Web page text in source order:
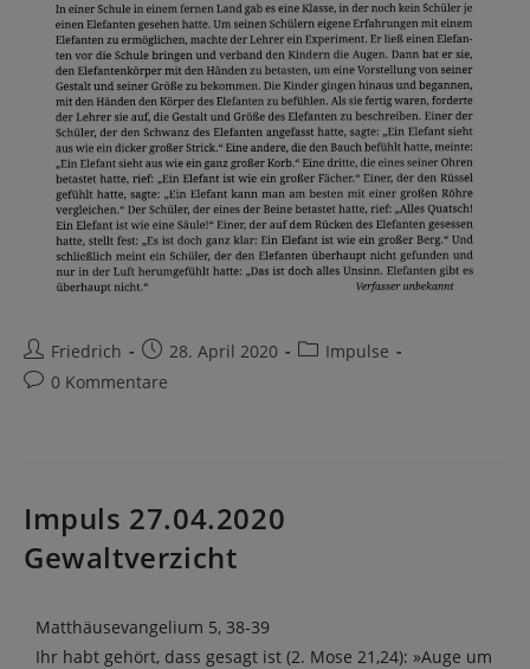
Friedrich 28. April 2020
Impulse
0 Kommentare
Impuls 27.04.2020
Gewaltverzicht
Matthäusevangelium 5, 38-39
Ihr habt gehört, dass gesagt ist (2. Mose 21,24): »Auge um